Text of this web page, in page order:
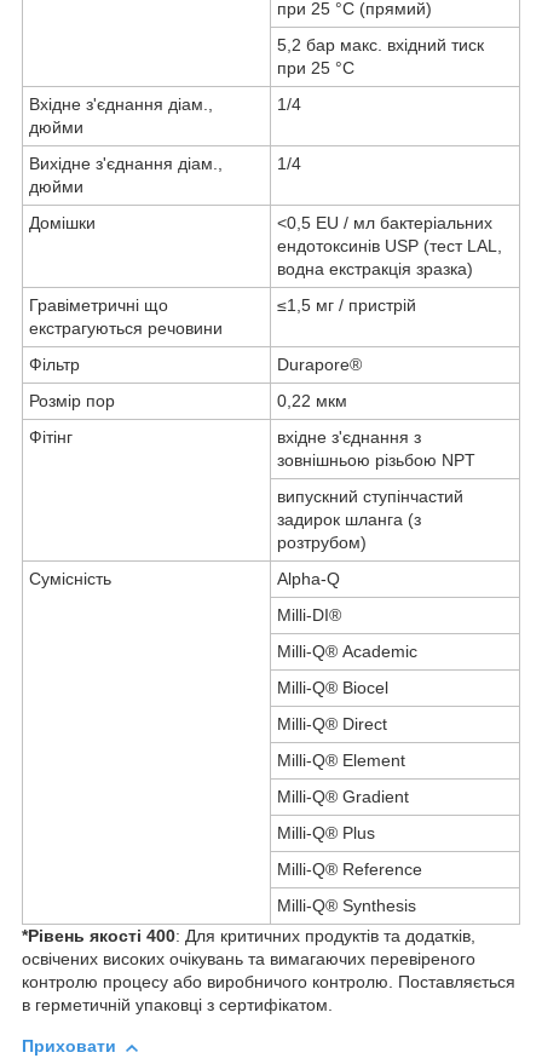
при 25 °C (прямий)
5,2 бар макс. вхідний тиск
при 25 °C
Вхідне з'єднання діам.,
дюйми
1/4
Вихідне з'єднання діам.,
дюйми
1/4
Домішки
<0,5 EU / мл бактеріальних
ендотоксинів USP (тест LAL,
водна екстракція зразка)
Гравіметричні що
екстрагуються речовини
≤1,5 мг / пристрій
Фільтр
Durapore®
Розмір пор
0,22 мкм
Фітінг
вхідне з'єднання з
зовнішньою різьбою NPT
випускний ступінчастий
задирок шланга (з
розтрубом)
Сумісність
Alpha-Q
Milli-DI®
Milli-Q® Academic
Milli-Q® Biocel
Milli-Q® Direct
Milli-Q® Element
Milli-Q® Gradient
Milli-Q® Plus
Milli-Q® Reference
Milli-Q® Synthesis
*Рівень якості 400: Для критичних продуктів та додатків,
освічених високих очікувань та вимагаючих перевіреного
контролю процесу або виробничого контролю. Поставляється
в герметичній упаковці з сертифікатом.
Приховати